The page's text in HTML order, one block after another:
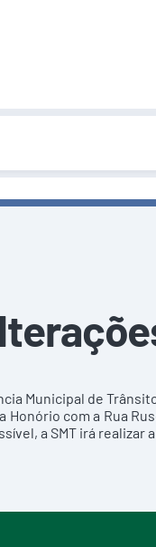
Municipal de
Honório com a Rua
a SMT irá realizar